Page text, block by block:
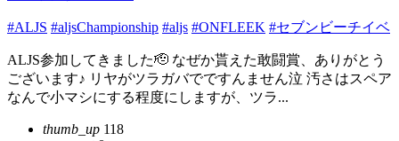
#ALJS #aljsChampionship #aljs #ONFLEEK #セブンビーチイベ
ALJS参加してきました🫡 なぜか貰えた敢闘賞、ありがとう
ございます♪ リヤがツラガバでですんません泣 汚さはスペア
なんで小マシにする程度にしますが、ツラ...
thumb_up 118